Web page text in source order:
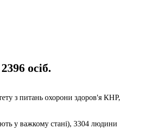
осіб.
з питань охорони здоров'я КНР,
у важкому стані), 3304 людини